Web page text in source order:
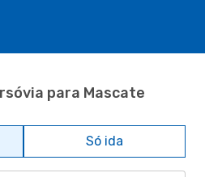
para Mascate
Só ida